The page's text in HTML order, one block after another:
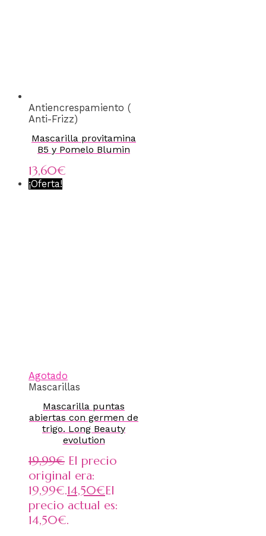
Antiencrespamiento (
Anti-Frizz)
Mascarilla provitamina
B5 y Pomelo Blumin
13,60€
¡Oferta!
Agotado
Mascarillas
Mascarilla puntas
abiertas con germen de
trigo. Long Beauty
evolution
19,99€ El precio
original era:
19,99€.14,50€El
precio actual es:
14,50€.